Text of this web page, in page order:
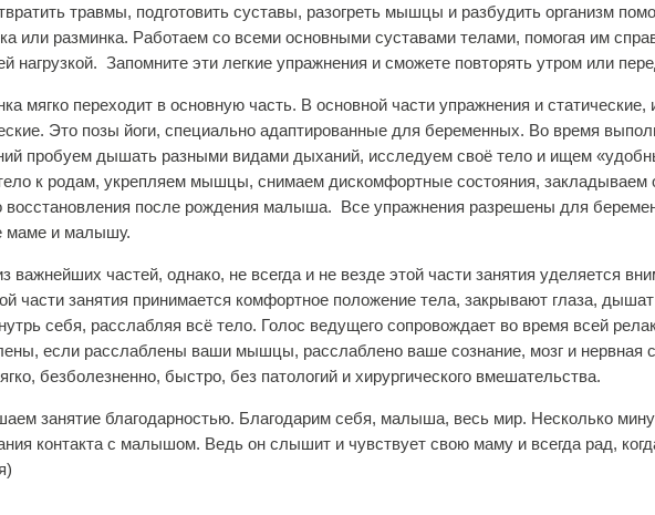
травмы, подготовить суставы, разогреть мышцы и разбудить организм
или разминка. Работаем со всеми основными суставами телами, помогая им
нагрузкой. Запомните эти легкие упражнения и сможете повторять утром или
мягко переходит в основную часть. В основной части упражнения и статические,
Это позы йоги, специально адаптированные для беременных. Во время
пробуем дышать разными видами дыханий, исследуем своё тело и ищем
к родам, укрепляем мышцы, снимаем дискомфортные состояния, закладываем
восстановления после рождения малыша. Все упражнения разрешены для
маме и малышу.
важнейших частей, однако, не всегда и не везде этой части занятия уделяется
части занятия принимается комфортное положение тела, закрывают глаза,
себя, расслабляя всё тело. Голос ведущего сопровождает во время всей
если расслаблены ваши мышцы, расслаблено ваше сознание, мозг и нервная
безболезненно, быстро, без патологий и хирургического вмешательства.
занятие благодарностью. Благодарим себя, малыша, весь мир. Несколько
контакта с малышом. Ведь он слышит и чувствует свою маму и всегда рад,